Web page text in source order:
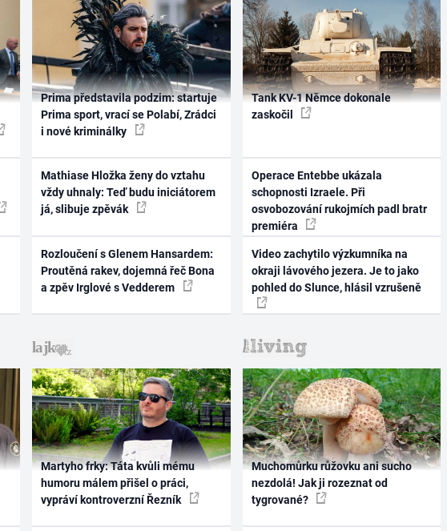
Prima představila podzim: startuje
Prima sport, vrací se Polabí, Zrádci
i nové kriminálky
Mathiase Hložka ženy do vztahu
vždy uhnaly: Teď budu iniciátorem
já, slibuje zpěvák
Rozloučení s Glenem Hansardem:
Proutěná rakev, dojemná řeč Bona
a zpěv Irglové s Vedderem
Tank KV-1 Němce dokonale
zaskočil
Operace Entebbe ukázala
schopnosti Izraele. Při
osvobozování rukojmích padl bratr
premiéra
Video zachytilo výzkumníka na
okraji lávového jezera. Je to jako
pohled do Slunce, hlásil vzrušeně
Martyho frky: Táta kvůli mému
humoru málem přišel o práci,
vypráví kontroverzní Řezník
Muchomůrku růžovku ani sucho
nezdolá! Jak ji rozeznat od
tygrované?